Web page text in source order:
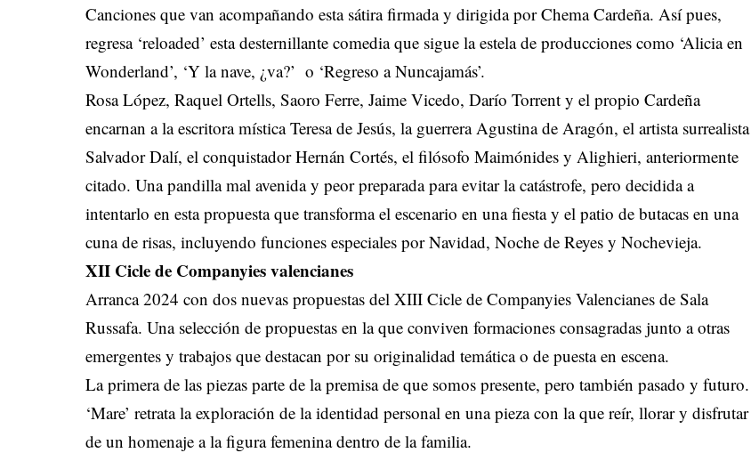
Canciones que van acompañando esta sátira firmada y dirigida por Chema Cardeña. Así pues,
regresa ‘reloaded’ esta desternillante comedia que sigue la estela de producciones como ‘Alicia en
Wonderland’, ‘Y la nave, ¿va?’ o ‘Regreso a Nuncajamás’.
Rosa López, Raquel Ortells, Saoro Ferre, Jaime Vicedo, Darío Torrent y el propio Cardeña
encarnan a la escritora mística Teresa de Jesús, la guerrera Agustina de Aragón, el artista surrealista
Salvador Dalí, el conquistador Hernán Cortés, el filósofo Maimónides y Alighieri, anteriormente
citado. Una pandilla mal avenida y peor preparada para evitar la catástrofe, pero decidida a
intentarlo en esta propuesta que transforma el escenario en una fiesta y el patio de butacas en una
cuna de risas, incluyendo funciones especiales por Navidad, Noche de Reyes y Nochevieja.
XII Cicle de Companyies valencianes
Arranca 2024 con dos nuevas propuestas del XIII Cicle de Companyies Valencianes de Sala
Russafa. Una selección de propuestas en la que conviven formaciones consagradas junto a otras
emergentes y trabajos que destacan por su originalidad temática o de puesta en escena.
La primera de las piezas parte de la premisa de que somos presente, pero también pasado y futuro.
‘Mare’ retrata la exploración de la identidad personal en una pieza con la que reír, llorar y disfrutar
de un homenaje a la figura femenina dentro de la familia.